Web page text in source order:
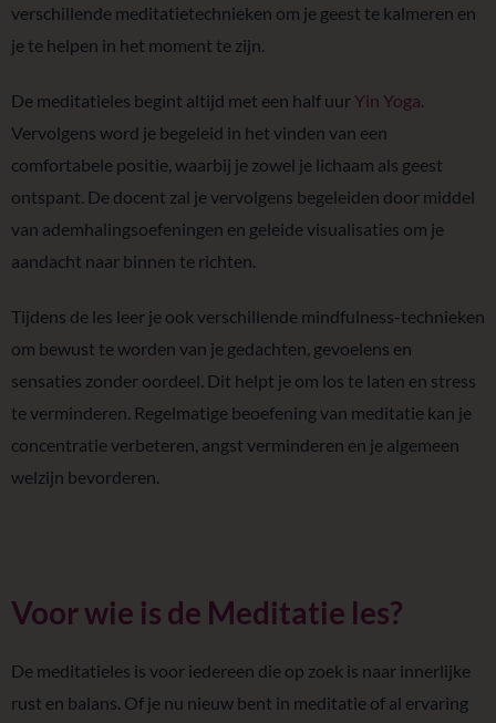
verschillende meditatietechnieken om je geest te kalmeren en
je te helpen in het moment te zijn.
De meditatieles begint altijd met een half uurYin Yoga
Vervolgens word je begeleid in het vinden van een
comfortabele positie, waarbij je zowel je lichaam als geest
ontspant. De docent zal je vervolgens begeleiden door middel
van ademhalingsoefeningen en geleide visualisaties om je
aandacht naar binnen te richten.
Tijdens de les leer je ook verschillende mindfulness-technieken
om bewust te worden van je gedachten, gevoelens en
sensaties zonder oordeel. Dit helpt je om los te laten en stress
te verminderen. Regelmatige beoefening van meditatie kan je
concentratie verbeteren, angst verminderen en je algemeen
welzijn bevorderen.
Voor wie is de Meditatie les?
De meditatieles is voor iedereen die op zoek is naar innerlijke
rust en balans. Of je nu nieuw bent in meditatie of al ervaring